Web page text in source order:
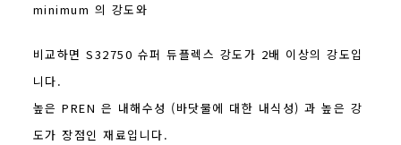
minimum 의 강도와
비교하면 S32750 슈퍼 듀플렉스 강도가 2배 이상의 강도입
니다.
높은 PREN 은 내해수성 (바닷물에 대한 내식성) 과 높은 강
도가 장점인 재료입니다.